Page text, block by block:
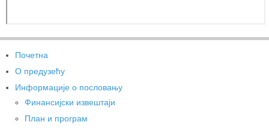
Почетна
О предузећу
Информације о пословању
Финансијски извештаји
План и програм